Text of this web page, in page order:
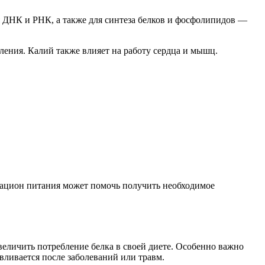
ДНК и РНК, а также для синтеза белков и фосфолипидов —
Калий также влияет на работу сердца и мышц.
питания может помочь получить необходимое
потребление белка в своей диете. Особенно важно
после заболеваний или травм.